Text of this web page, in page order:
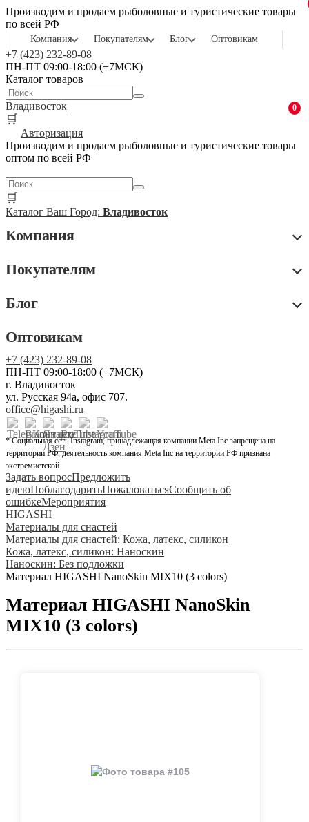
Производим и продаем рыболовные и туристические товары
по всей РФ
Компания Покупателям Блог Оптовикам
+7 (423) 232-89-08
ПН-ПТ 09:00-18:00 (+7МСК)
Каталог товаров
Владивосток
🛒
0
Авторизация
Производим и продаем рыболовные и туристические товары
оптом по всей РФ
🛒
Каталог Ваш Город: Владивосток
Компания
Покупателям
Блог
Оптовикам
+7 (423) 232-89-08
ПН-ПТ 09:00-18:00 (+7МСК)
г. Владивосток
ул. Русская 94а, офис 707.
office@higashi.ru
* Социальная сеть Instagram, принадлежащая компании Meta Inc запрещена на
территории РФ, деятельность компания Meta Inc на территории РФ признана
экстремистской.
Задать вопросПредложить
идеюПоблагодаритьПожаловатьсяСообщить об
ошибкеМероприятия
HIGASHI
Материалы для снастей
Материалы для снастей: Кожа, латекс, силикон
Кожа, латекс, силикон: Наноскин
Наноскин: Без подложки
Материал HIGASHI NanoSkin MIX10 (3 colors)
Материал HIGASHI NanoSkin
MIX10 (3 colors)